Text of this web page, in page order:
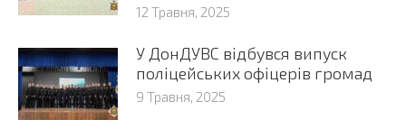
12 Травня, 2025
У ДонДУВС відбувся випуск
поліцейських офіцерів громад
9 Травня, 2025